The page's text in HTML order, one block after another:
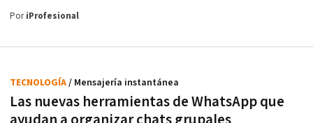
PoriProfesional
Las nuevas herramientas de WhatsApp que
TECNOLOGÍA/ Mensajería instantánea